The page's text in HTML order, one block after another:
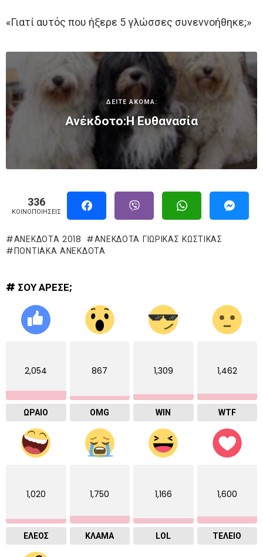
«Γιατί αυτός που ήξερε 5 γλώσσες συνεννοήθηκε;»
ΔΕΙΤΕ ΑΚΟΜΑ:
Ανέκδοτο:Η Ευθανασία
336
ΚΟΙΝΟΠΟΙΉΣΕΙΣ
ΑΝΕΚΔΟΤΑ 2018
ΑΝΕΚΔΟΤΑ ΓΙΩΡΙΚΑΣ ΚΩΣΤΙΚΑΣ
ΠΟΝΤΙΑΚΑ ΑΝΕΚΔΟΤΑ
# ΣΟΥ ΑΡΕΣΕ;
2,054
ΩΡΑΙΟ
867
OMG
1,309
WIN
1,462
WTF
1,020
ΕΛΕΟΣ
1,750
ΚΛΑΜΑ
1,166
LOL
1,600
ΤΕΛΕΙΟ